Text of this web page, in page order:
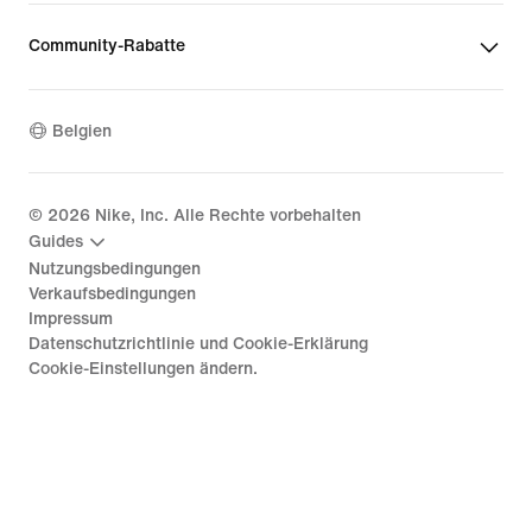
Community-Rabatte
Belgien
© 2026 Nike, Inc. Alle Rechte vorbehalten
Guides
Nutzungsbedingungen
Verkaufsbedingungen
Impressum
Datenschutzrichtlinie und Cookie-Erklärung
Cookie-Einstellungen ändern.